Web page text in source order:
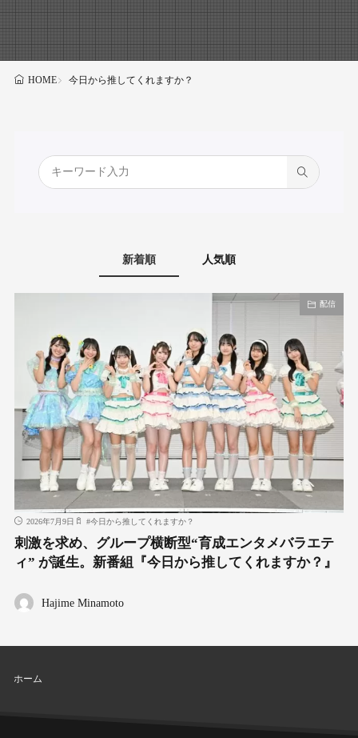
HOME 今日から推してくれますか？
新着順 人気順
配信
2026年7月9日 #今日から推してくれますか？
刺激を求め、グループ横断型“育成エンタメバラエテ
ィ” が誕生。新番組『今日から推してくれますか？』
Hajime Minamoto
ホーム